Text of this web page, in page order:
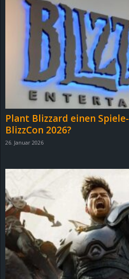
Plant Blizzard einen
BlizzCon 2026?
26. Januar 2026